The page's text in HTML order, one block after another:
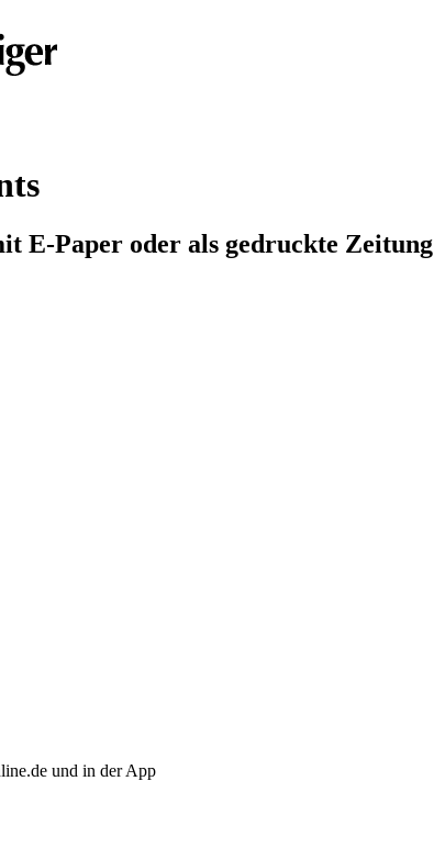
E-Paper oder als gedruckte Zeitung
und in der App